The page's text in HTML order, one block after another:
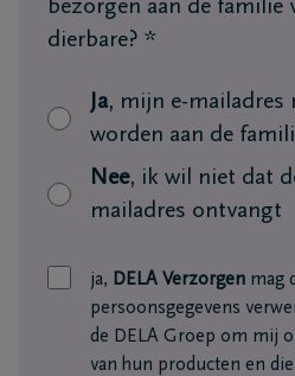
Dilsen-
Stokkem
+32
Lanaken
bezorgen aan de familie
dierbare? *
Ja, mijn e-mailadres
worden aan de
Nee, ik wil niet dat
mailadres ontvangt
ja, DELA Verzorgen mag
persoonsgegevens
de DELA Groep om mij
van hun producten en